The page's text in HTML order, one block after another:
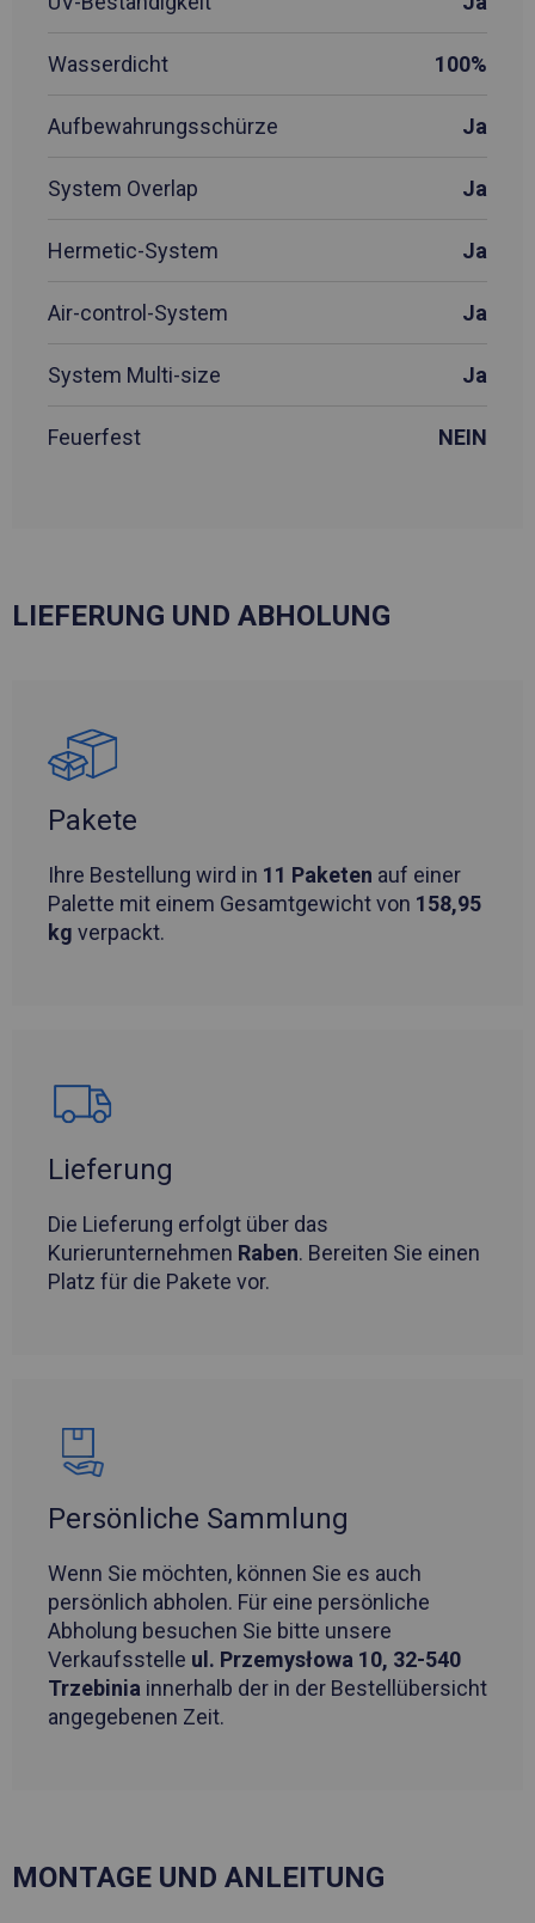
Wasserdicht 100%
Aufbewahrungsschürze Ja
System Overlap Ja
Hermetic-System Ja
Air-control-System Ja
System Multi-size Ja
Feuerfest NEIN
LIEFERUNG UND ABHOLUNG
Pakete
Ihre Bestellung wird in 11 Paketen auf einer
Palette mit einem Gesamtgewicht von 158,95
kg verpackt.
Lieferung
Die Lieferung erfolgt über das
Kurierunternehmen Raben. Bereiten Sie einen
Platz für die Pakete vor.
Persönliche Sammlung
Wenn Sie möchten, können Sie es auch
persönlich abholen. Für eine persönliche
Abholung besuchen Sie bitte unsere
Verkaufsstelle ul. Przemysłowa 10, 32-540
Trzebinia innerhalb der in der Bestellübersicht
angegebenen Zeit.
MONTAGE UND ANLEITUNG